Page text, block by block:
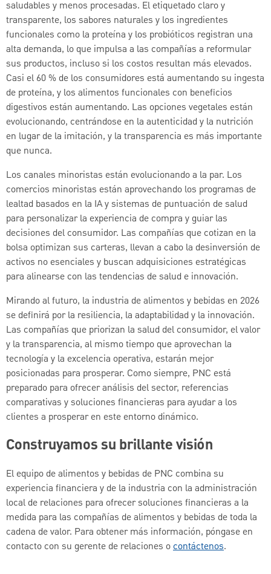
saludables y menos procesadas. El etiquetado claro y
transparente, los sabores naturales y los ingredientes
funcionales como la proteína y los probióticos registran una
alta demanda, lo que impulsa a las compañías a reformular
sus productos, incluso si los costos resultan más elevados.
Casi el 60 % de los consumidores está aumentando su ingesta
de proteína, y los alimentos funcionales con beneficios
digestivos están aumentando. Las opciones vegetales están
evolucionando, centrándose en la autenticidad y la nutrición
en lugar de la imitación, y la transparencia es más importante
que nunca.
Los canales minoristas están evolucionando a la par. Los
comercios minoristas están aprovechando los programas de
lealtad basados en la IA y sistemas de puntuación de salud
para personalizar la experiencia de compra y guiar las
decisiones del consumidor. Las compañías que cotizan en la
bolsa optimizan sus carteras, llevan a cabo la desinversión de
activos no esenciales y buscan adquisiciones estratégicas
para alinearse con las tendencias de salud e innovación.
Mirando al futuro, la industria de alimentos y bebidas en 2026
se definirá por la resiliencia, la adaptabilidad y la innovación.
Las compañías que priorizan la salud del consumidor, el valor
y la transparencia, al mismo tiempo que aprovechan la
tecnología y la excelencia operativa, estarán mejor
posicionadas para prosperar. Como siempre, PNC está
preparado para ofrecer análisis del sector, referencias
comparativas y soluciones financieras para ayudar a los
clientes a prosperar en este entorno dinámico.
Construyamos su brillante visión
El equipo de alimentos y bebidas de PNC combina su
experiencia financiera y de la industria con la administración
local de relaciones para ofrecer soluciones financieras a la
medida para las compañías de alimentos y bebidas de toda la
cadena de valor. Para obtener más información, póngase en
contacto con su gerente de relaciones ocontáctenos.